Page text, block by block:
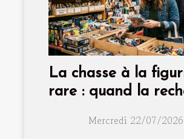
La chasse à la
rare : quand la
Mercredi 22/07/2026